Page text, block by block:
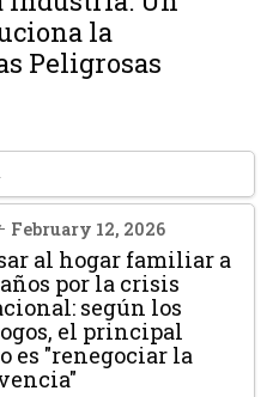
la
Peligrosas
February 12, 2026
al hogar familiar a
por la crisis
según los
el principal
es "renegociar la